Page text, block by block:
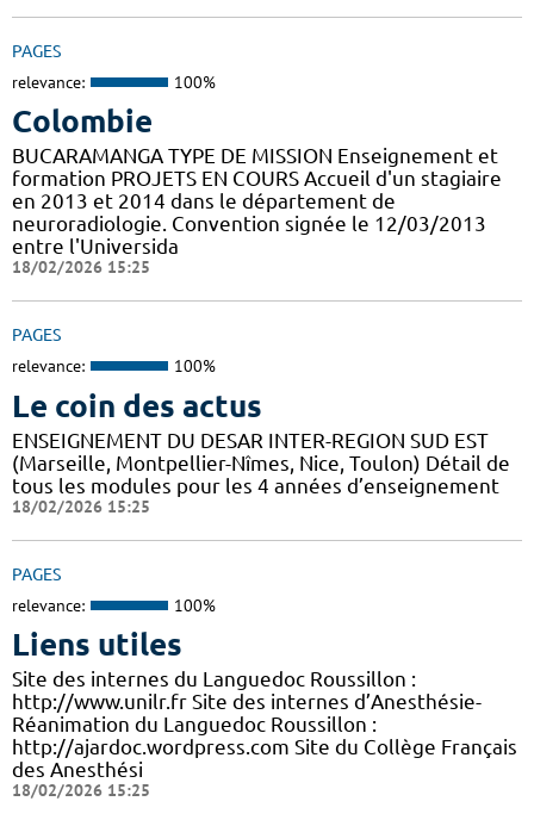
PAGES
relevance: 100%
Colombie
BUCARAMANGA TYPE DE MISSION Enseignement et
formation PROJETS EN COURS Accueil d'un stagiaire
en 2013 et 2014 dans le département de
neuroradiologie. Convention signée le 12/03/2013
entre l'Universida
18/02/2026 15:25
PAGES
relevance: 100%
Le coin des actus
ENSEIGNEMENT DU DESAR INTER-REGION SUD EST
(Marseille, Montpellier-Nîmes, Nice, Toulon) Détail de
tous les modules pour les 4 années d’enseignement
18/02/2026 15:25
PAGES
relevance: 100%
Liens utiles
Site des internes du Languedoc Roussillon :
http://www.unilr.fr Site des internes d’Anesthésie-
Réanimation du Languedoc Roussillon :
http://ajardoc.wordpress.com Site du Collège Français
des Anesthési
18/02/2026 15:25